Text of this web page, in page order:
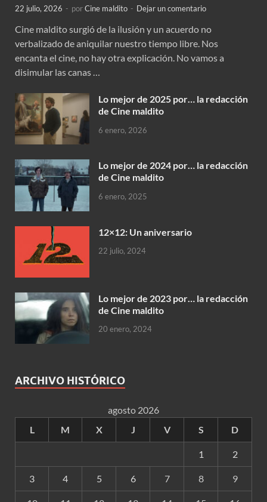
22 julio, 2026 - porCine maldito - Dejar un comentario
Cine maldito surgió de la ilusión y un acuerdo no
verbalizado de aniquilar nuestro tiempo libre. Nos
encanta el cine, no hay otra explicación. No vamos a
disimular las canas …
Lo mejor de 2025 por… la redacción
de Cine maldito
6 enero, 2026
Lo mejor de 2024 por… la redacción
de Cine maldito
6 enero, 2025
12×12: Un aniversario
22 julio, 2024
Lo mejor de 2023 por… la redacción
de Cine maldito
20 enero, 2024
ARCHIVO HISTÓRICO
agosto 2026
L
M X J V S D
1 2
3 4 5 6 7 8 9